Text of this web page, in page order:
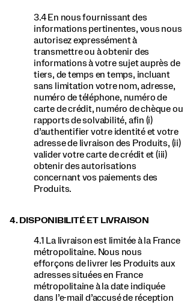
3.4 En nous fournissant des
informations pertinentes, vous nous
autorisez expressément à
transmettre ou à obtenir des
informations à votre sujet auprès de
tiers, de temps en temps, incluant
sans limitation votre nom, adresse,
numéro de téléphone, numéro de
carte de crédit, numéro de chèque ou
rapports de solvabilité, afin (i)
d’authentifier votre identité et votre
adresse de livraison des Produits, (ii)
valider votre carte de crédit et (iii)
obtenir des autorisations
concernant vos paiements des
Produits.
4. DISPONIBILITÉ ET LIVRAISON
4.1 La livraison est limitée à la France
métropolitaine. Nous nous
efforçons de livrer les Produits aux
adresses situées en France
métropolitaine à la date indiquée
dans l’e-mail d’accusé de réception